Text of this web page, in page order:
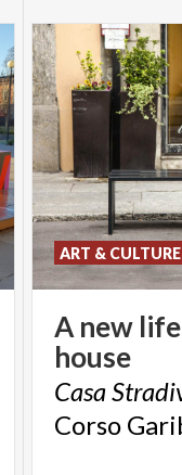
A new life
house
Casa
Corso
ART & CULTURE